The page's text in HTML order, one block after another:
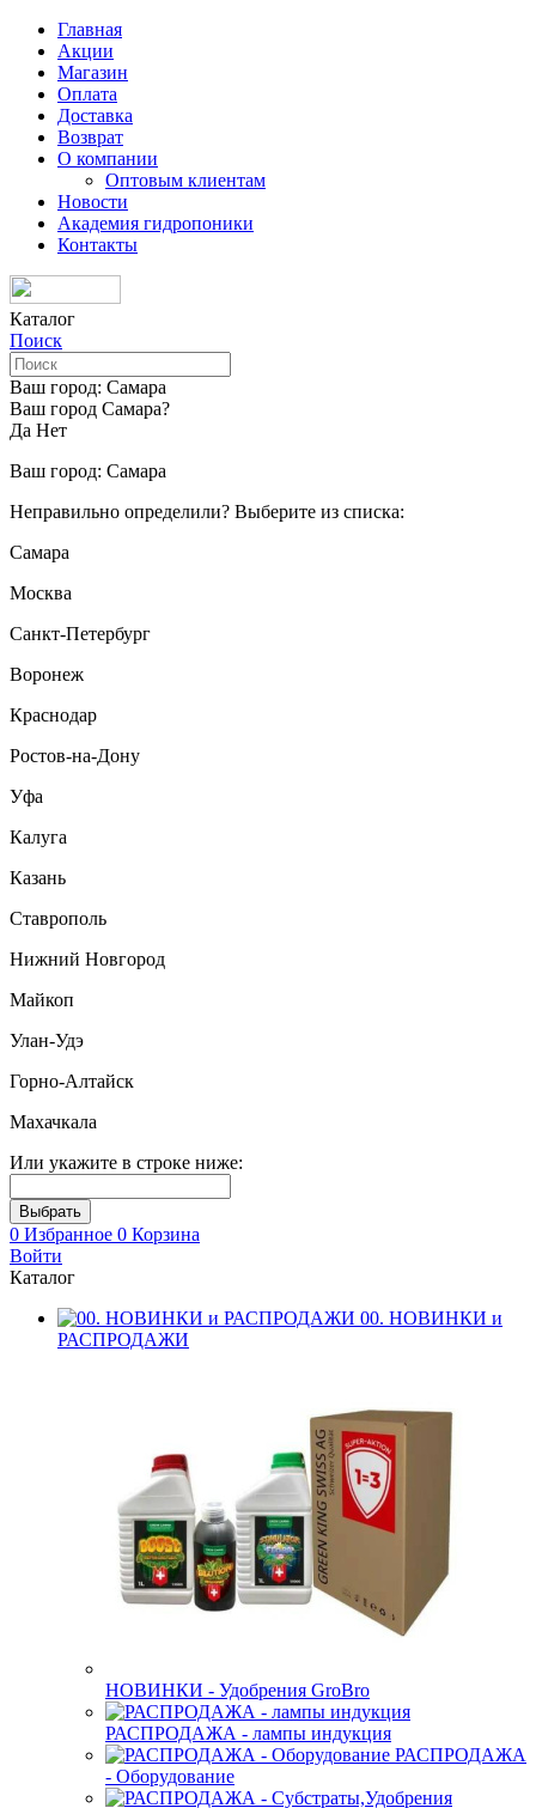
Главная
Акции
Магазин
Оплата
Доставка
Возврат
О компании
Оптовым клиентам
Новости
Академия гидропоники
Контакты
Каталог
Поиск
Ваш город: Самара
Ваш город Самара?
Да Нет
Ваш город: Самара
Неправильно определили? Выберите из списка:
Самара
Москва
Санкт-Петербург
Воронеж
Краснодар
Ростов-на-Дону
Уфа
Калуга
Казань
Ставрополь
Нижний Новгород
Майкоп
Улан-Удэ
Горно-Алтайск
Махачкала
Или укажите в строке ниже:
0 Избранное 0 Корзина
Войти
Каталог
00. НОВИНКИ и
РАСПРОДАЖИ
НОВИНКИ - Удобрения GroBro
РАСПРОДАЖА - лампы индукция
РАСПРОДАЖА
- Оборудование